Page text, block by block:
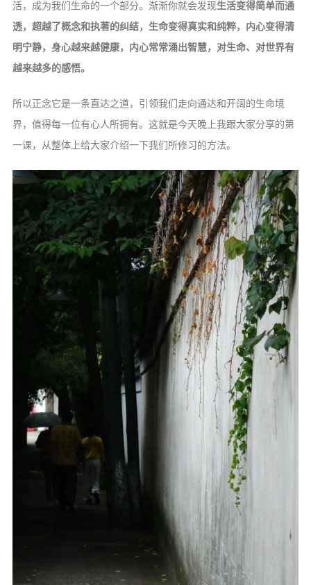
活，成为我们生命的一个部分。渐渐你就会发现生活变得简单而通
透，超越了概念和执著的纠结，生命变得真实和纯粹，内心变得清
明宁静，身心越来越健康，内心常常涌出智慧，对生命、对世界有
越来越多的感悟。
所以正念它是一条直达之道，引领我们走向通达和开阔的生命境
界，值得每一位有心人所拥有。这就是今天晚上我跟大家分享的第
一课，从整体上给大家介绍一下我们所修习的方法。